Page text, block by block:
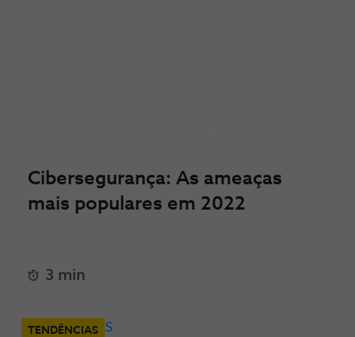
Cibersegurança: As ameaças
mais populares em 2022
3 min
TENDÊNCIAS